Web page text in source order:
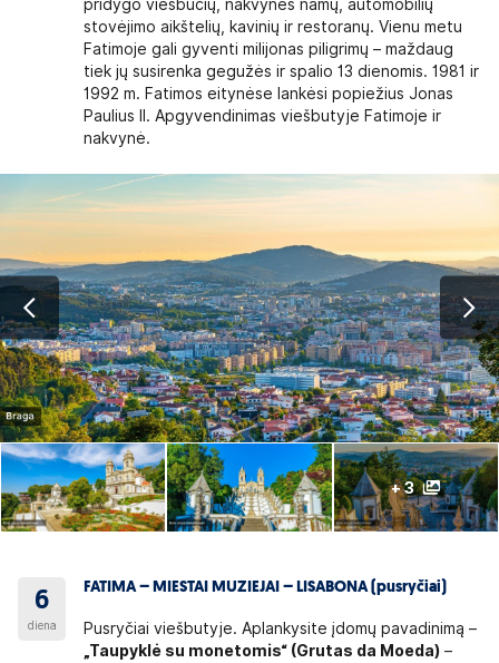
pridygo viešbučių, nakvynės namų, automobilių
stovėjimo aikštelių, kavinių ir restoranų. Vienu metu
Fatimoje gali gyventi milijonas piligrimų – maždaug
tiek jų susirenka gegužės ir spalio 13 dienomis. 1981 ir
1992 m. Fatimos eitynėse lankėsi popiežius Jonas
Paulius II. Apgyvendinimas viešbutyje Fatimoje ir
nakvynė.
+ 3
6
diena
FATIMA – MIESTAI MUZIEJAI – LISABONA (pusryčiai)
Pusryčiai viešbutyje. Aplankysite įdomų pavadinimą –
„Taupyklė su monetomis“ (Grutas da Moeda) –